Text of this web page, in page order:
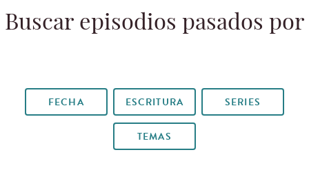
Buscar episodios pasados por
FECHA ESCRITURA SERIES
TEMAS